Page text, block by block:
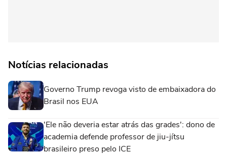
Notícias relacionadas
Governo Trump revoga visto de embaixadora do
Brasil nos EUA
'Ele não deveria estar atrás das grades': dono de
academia defende professor de jiu-jítsu
brasileiro preso pelo ICE